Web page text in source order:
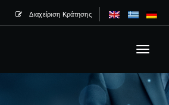
Διαχείριση Κράτησης